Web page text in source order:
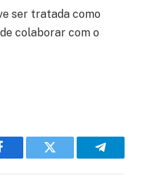
ser tratada como
colaborar com o
Twitter Telegram